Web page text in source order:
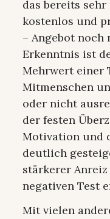
das bereits
kostenlos und
– Angebot noch
Erkenntnis ist
Mehrwert einer
Mitmenschen
oder nicht
der festen
Motivation und
deutlich
stärkerer Anreiz
negativen Test
Mit vielen